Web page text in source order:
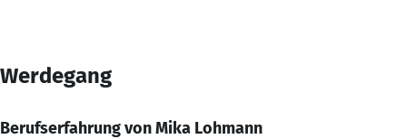
Werdegang
Berufserfahrung von Mika Lohmann